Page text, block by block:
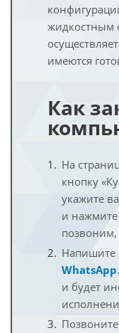
жидкостным
имеются
Как
На
кнопку
укажите
и
позвоним,
Напишите
WhatsApp
и будет